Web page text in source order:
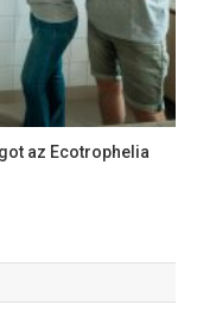
az Ecotrophelia